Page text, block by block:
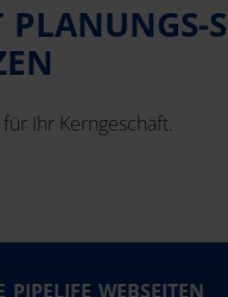
PLANUNGS-
Ihr Kerngeschäft.
PIPELIFE WEBSEITEN